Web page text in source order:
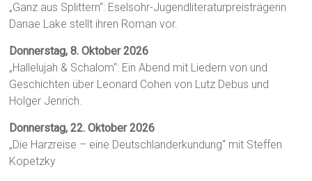
„Ganz aus Splittern“: Eselsohr-Jugendliteraturpreisträgerin
Danae Lake stellt ihren Roman vor.
Donnerstag, 8. Oktober 2026
„Hallelujah & Schalom“: Ein Abend mit Liedern von und
Geschichten über Leonard Cohen von Lutz Debus und
Holger Jenrich.
Donnerstag, 22. Oktober 2026
„Die Harzreise – eine Deutschlanderkundung“ mit Steffen
Kopetzky